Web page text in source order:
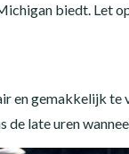
biedt. Let
en gemakkelijk te
late uren